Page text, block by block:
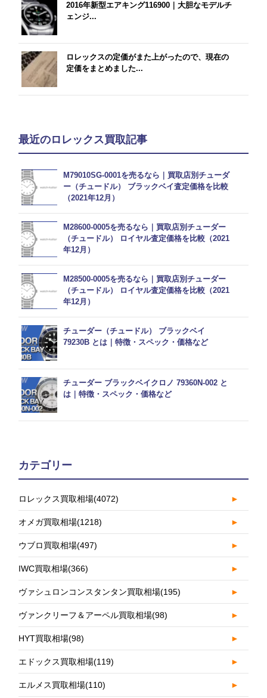
2016年新型エアキング116900｜大胆なモデルチ
ェンジ...
ロレックスの定価がまた上がったので、現在の
定価をまとめました...
最近のロレックス買取記事
M79010SG-0001を売るなら｜買取店別チューダ
ー（チュードル） ブラックベイ査定価格を比較
（2021年12月）
M28600-0005を売るなら｜買取店別チューダー
（チュードル） ロイヤル査定価格を比較（2021
年12月）
M28500-0005を売るなら｜買取店別チューダー
（チュードル） ロイヤル査定価格を比較（2021
年12月）
チューダー（チュードル） ブラックベイ
79230B とは｜特徴・スペック・価格など
チューダー ブラックベイクロノ 79360N-002 と
は｜特徴・スペック・価格など
カテゴリー
ロレックス買取相場(4072) ►
オメガ買取相場(1218) ►
ウブロ買取相場(497) ►
IWC買取相場(366) ►
ヴァシュロンコンスタンタン買取相場(195) ►
ヴァンクリーフ＆アーペル買取相場(98) ►
HYT買取相場(98) ►
エドックス買取相場(119) ►
エルメス買取相場(110) ►